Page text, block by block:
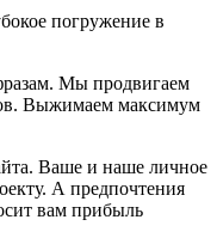
погружение в
Мы продвигаем
Выжимаем максимум
Ваше и наше личное
А предпочтения
вам прибыль